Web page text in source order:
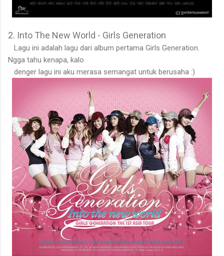
2. Into The New World - Girls Generation
Lagu ini adalah lagu dari album pertama Girls Generation.
Ngga tahu kenapa, kalo
denger lagu ini aku merasa semangat untuk berusaha :)